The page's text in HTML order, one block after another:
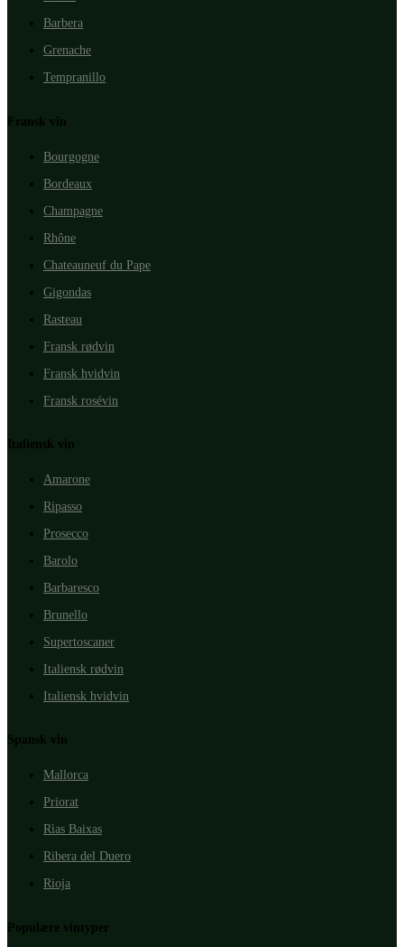
Barbera
Grenache
Tempranillo
Fransk vin
Bourgogne
Bordeaux
Champagne
Rhône
Chateauneuf du Pape
Gigondas
Rasteau
Fransk rødvin
Fransk hvidvin
Fransk rosévin
Italiensk vin
Amarone
Ripasso
Prosecco
Barolo
Barbaresco
Brunello
Supertoscaner
Italiensk rødvin
Italiensk hvidvin
Spansk vin
Mallorca
Priorat
Rìas Baixas
Ribera del Duero
Rioja
Populære vintyper